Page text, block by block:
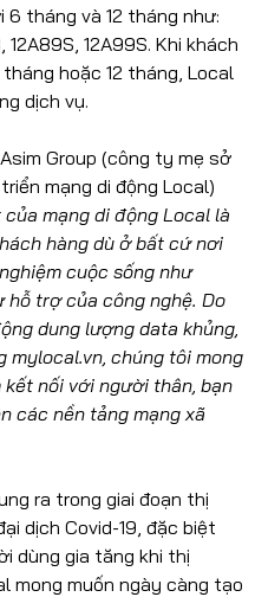
tháng và 12 tháng như:
12A99S. Khi khách
hoặc 12 tháng, Local
dịch vụ.
Group (công ty mẹ sở
mạng di động Local)
mạng di động Local là
hàng dù ở bất cứ nơi
cuộc sống như
trợ của công nghệ. Do
dung lượng data khủng,
mylocal.vn, chúng tôi mong
nối với người thân, bạn
các nền tảng mạng xã
ra trong giai đoạn thị
dịch Covid-19, đặc biệt
dùng gia tăng khi thị
mong muốn ngày càng tạo